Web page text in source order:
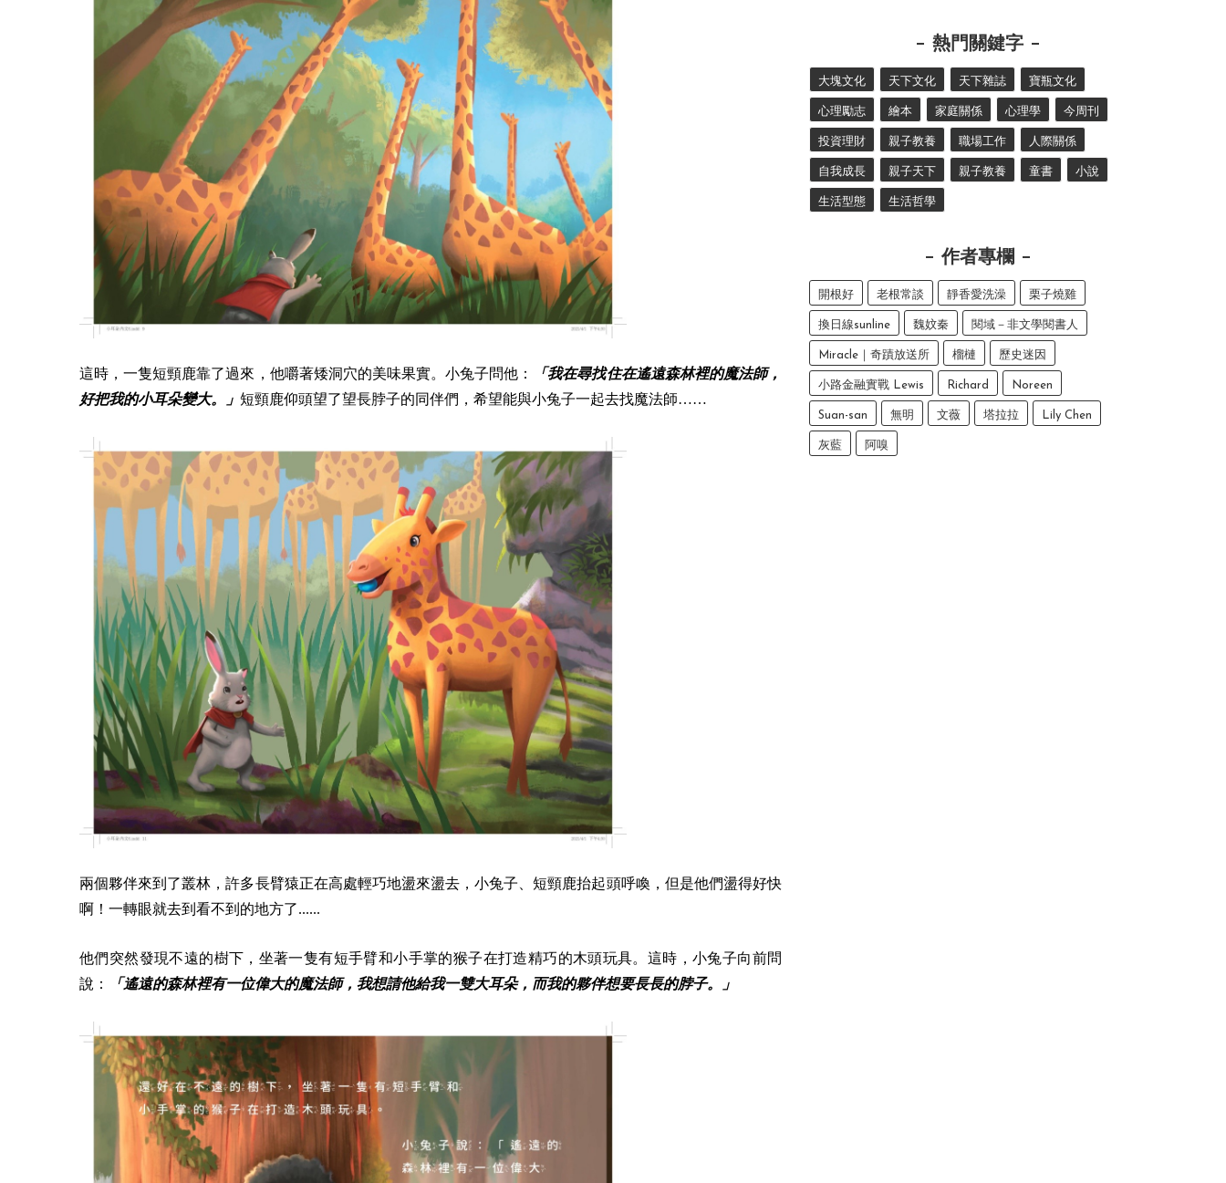
這時，一隻短頸鹿靠了過來，他嚼著矮洞穴的美味果實。小兔子問他：
「我在尋找住在遙遠森林裡的魔法師，
好把我的小耳朵變大。」 短頸鹿仰頭望了望長脖子的同伴們，希望能與小兔子一起去找魔法師……
兩個夥伴來到了叢林，許多長臂猿正在高處輕巧地盪來盪去，小兔子、短頸鹿抬起頭呼喚，但是他們盪得好快
啊！一轉眼就去到看不到的地方了......
他們突然發現不遠的樹下，坐著一隻有短手臂和小手掌的猴子在打造精巧的木頭玩具。這時，小兔子向前問
說：
「遙遠的森林裡有一位偉大的魔法師，我想請他給我一雙大耳朵，而我的夥伴想要長長的脖子。」
熱門關鍵字
大塊文化 天下文化 天下雜誌 寶瓶文化
心理勵志 繪本 家庭關係 心理學 今周刊
投資理財 親子教養 職場工作 人際關係
自我成長 親子天下 親子教養 童書 小說
生活型態 生活哲學
作者專欄
開根好 老根常談 靜香愛洗澡 栗子燒雞
換日線sunline 魏妏秦 閱域－非文學閱書人
Miracle｜奇蹟放送所 榴槤 歷史迷因
小路金融實戰 Lewis Richard Noreen
Suan-san 無明 文薇 塔拉拉 Lily Chen
灰藍 阿嗅